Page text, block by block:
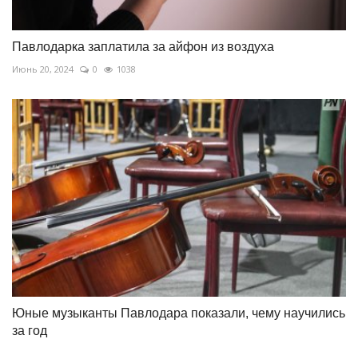
Павлодарка заплатила за айфон из воздуха
Июнь 20, 2024 0 1038
Юные музыканты Павлодара показали, чему научились
за год